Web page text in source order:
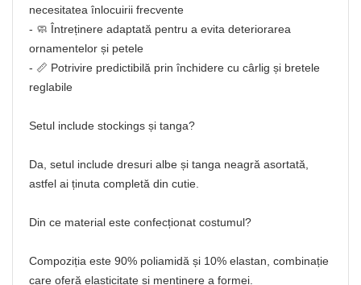
necesitatea înlocuirii frecvente
- 🧼 Întreținere adaptată pentru a evita deteriorarea
ornamentelor și petele
- 📏 Potrivire predictibilă prin închidere cu cârlig și bretele
reglabile
Setul include stockings și tanga?
Da, setul include dresuri albe și tanga neagră asortată,
astfel ai ținuta completă din cutie.
Din ce material este confecționat costumul?
Compoziția este 90% poliamidă și 10% elastan, combinație
care oferă elasticitate și menținere a formei.